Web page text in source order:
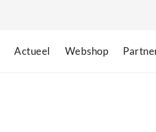
Actueel Webshop